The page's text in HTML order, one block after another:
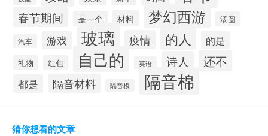
春节期间 是一个 材料 梦幻西游 汤圆
汽车 游戏 玻璃 疫情 的人 的是
礼物 红包 自己的 英语 诗人 还不
都是 隔音材料 隔音板 隔音棉
猜你想看的文章